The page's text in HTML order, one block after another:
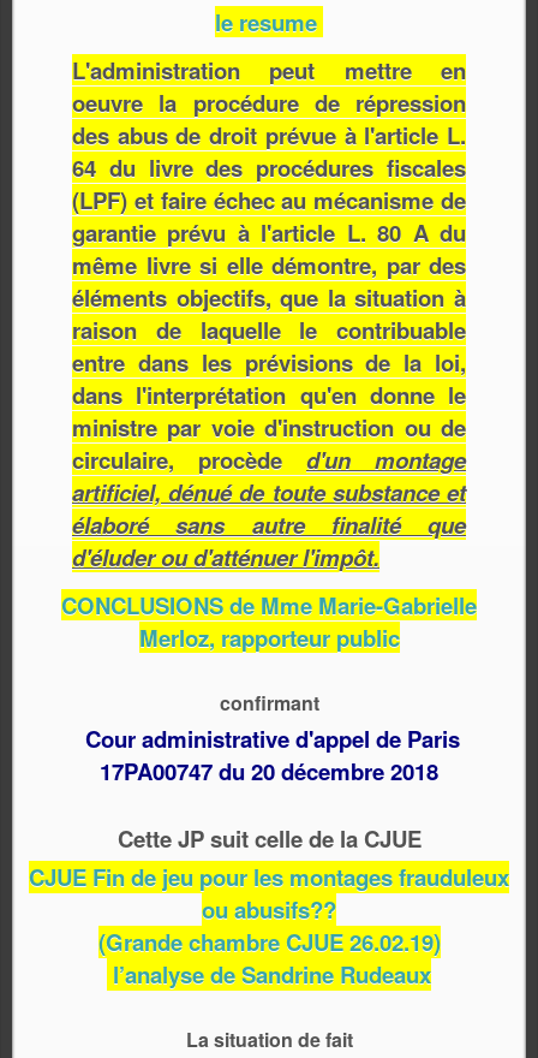
le resume
L'administration peut mettre en
oeuvre la procédure de répression
des abus de droit prévue à l'article L.
64 du livre des procédures fiscales
(LPF) et faire échec au mécanisme de
garantie prévu à l'article L. 80 A du
même livre si elle démontre, par des
éléments objectifs, que la situation à
raison de laquelle le contribuable
entre dans les prévisions de la loi,
dans l'interprétation qu'en donne le
ministre par voie d'instruction ou de
circulaire, procède d'un montage
artificiel, dénué de toute substance et
élaboré sans autre finalité que
d'éluder ou d'atténuer l'impôt.
CONCLUSIONS de Mme Marie-Gabrielle
Merloz, rapporteur public
confirmant
Cour administrative d'appel de Paris
17PA00747 du 20 décembre 2018
Cette JP suit celle de la CJUE
CJUE Fin de jeu pour les montages frauduleux
ou abusifs??
(Grande chambre CJUE 26.02.19)
l’analyse de Sandrine Rudeaux
La situation de fait